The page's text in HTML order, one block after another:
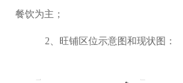
餐饮为主 ；
2、旺铺区位示意图和现状图：